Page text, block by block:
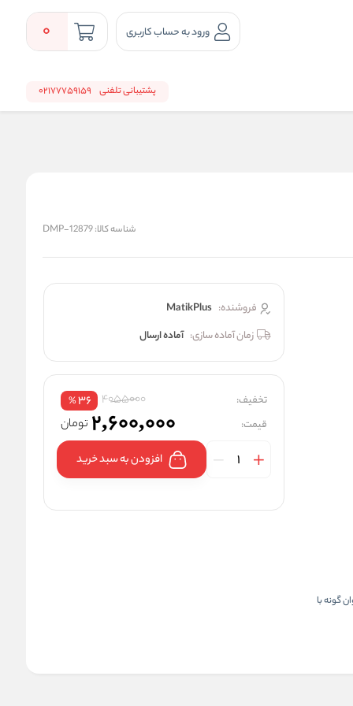
ورود به حساب کاربری 0
پشتیبانی تلفنی 02177759159
شناسه کالا:DMP-12879
گونه با
فروشنده: MatikPlus
زمان آماده سازی: آماده ارسال
تخفیف: 4055000
36
%
قیمت: 2,600,000 تومان
افزودن به سبد خرید